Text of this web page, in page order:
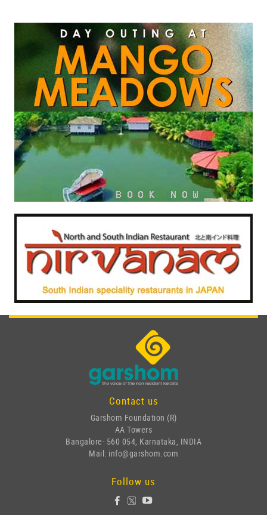
Contact us
Garshom Foundation (R)
AA Towers
Bangalore- 560 054, Karnataka, INDIA
Mail: info@garshom.com
Follow us